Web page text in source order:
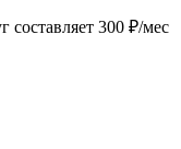
составляет 300 ₽/мес